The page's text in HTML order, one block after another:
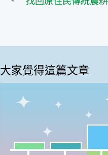
大家覺得這篇文章
一級棒:13%我喜歡:13%
很實